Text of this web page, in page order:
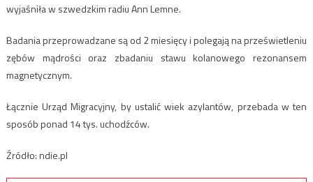
wyjaśniła w szwedzkim radiu Ann Lemne.
Badania przeprowadzane są od 2 miesięcy i polegają na prześwietleniu
zębów mądrości oraz zbadaniu stawu kolanowego rezonansem
magnetycznym.
Łącznie Urząd Migracyjny, by ustalić wiek azylantów, przebada w ten
sposób ponad 14 tys. uchodźców.
Źródło: ndie.pl